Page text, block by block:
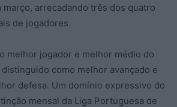
março, arrecadando três dos quatro
de jogadores.
melhor jogador e melhor médio do
distinguido como melhor avançado e
defesa. Um domínio expressivo do
mensal da Liga Portuguesa de